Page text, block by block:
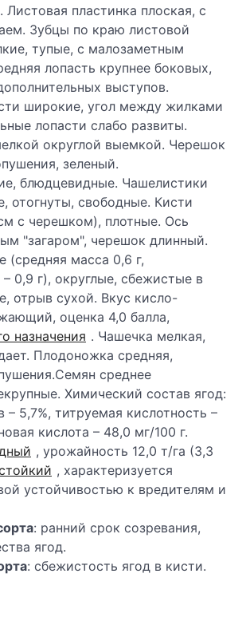
пластинка плоская, с
Зубцы по краю листовой
тупые, с малозаметным
лопасть крупнее боковых,
выступов.
широкие, угол между жилками
лопасти слабо развиты.
округлой выемкой. Черешок
зеленый.
блюдцевидные. Чашелистики
отогнуты, свободные. Кисти
с черешком), плотные. Ось
"загаром", черешок длинный.
(средняя масса 0,6 г,
0,9 г), округлые, сбежистые в
отрыв сухой. Вкус кисло-
оценка 4,0 балла,
назначения . Чашечка мелкая,
Плодоножка средняя,
среднее
Химический состав ягод:
– 5,7%, титруемая кислотность –
кислота – 48,0 мг/100 г.
, урожайность 12,0 т/га (3,3
, характеризуется
устойчивостью к вредителям и
: ранний срок созревания,
ягод.
: сбежистость ягод в кисти.